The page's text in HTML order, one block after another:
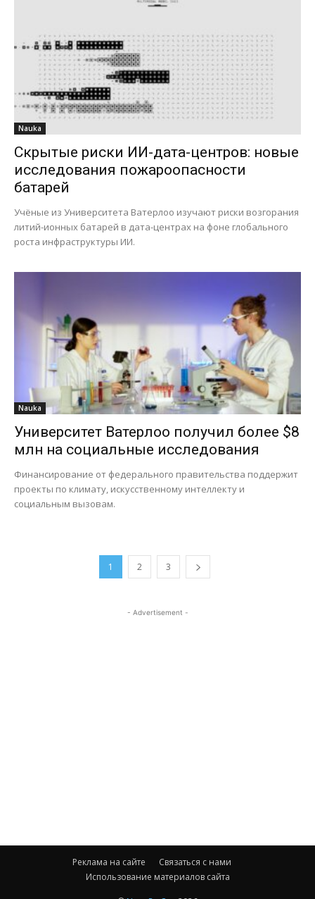
Nauka
Скрытые риски ИИ-дата-центров: новые
исследования пожароопасности
батарей
Учёные из Университета Ватерлоо изучают риски возгорания
литий-ионных батарей в дата-центрах на фоне глобального
роста инфраструктуры ИИ.
Nauka
Университет Ватерлоо получил более $8
млн на социальные исследования
Финансирование от федерального правительства поддержит
проекты по климату, искусственному интеллекту и
социальным вызовам.
1 2 3
- Advertisement -
Реклама на сайте
Связаться с нами
Использование материалов сайта